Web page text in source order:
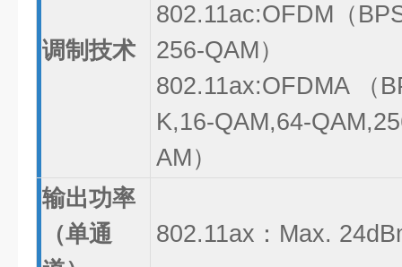
调制 技术
802.11ac:OFDM（
256-QAM）
802.11ax:OFDMA （
K,16-QAM,64-
AM）
输出功率
（单通
802.11ax：Max.